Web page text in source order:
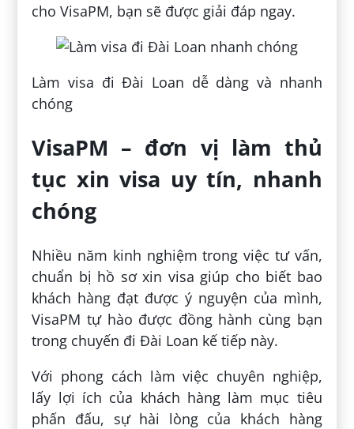
cho VisaPM, bạn sẽ được giải đáp ngay.
Làm visa đi Đài Loan dễ dàng và nhanh
chóng
VisaPM – đơn vị làm thủ
tục xin visa uy tín, nhanh
chóng
Nhiều năm kinh nghiệm trong việc tư vấn,
chuẩn bị hồ sơ xin visa giúp cho biết bao
khách hàng đạt được ý nguyện của mình,
VisaPM tự hào được đồng hành cùng bạn
trong chuyến đi Đài Loan kế tiếp này.
Với phong cách làm việc chuyên nghiệp,
lấy lợi ích của khách hàng làm mục tiêu
phấn đấu, sự hài lòng của khách hàng